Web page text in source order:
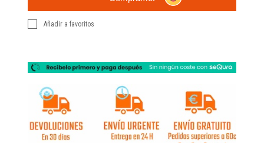
Añadir a favoritos